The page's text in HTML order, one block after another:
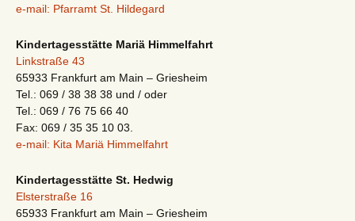
e-mail: Pfarramt St. Hildegard
Kindertagesstätte Mariä Himmelfahrt
Linkstraße 43
65933 Frankfurt am Main – Griesheim
Tel.: 069 / 38 38 38 und / oder
Tel.: 069 / 76 75 66 40
Fax: 069 / 35 35 10 03.
e-mail: Kita Mariä Himmelfahrt
Kindertagesstätte St. Hedwig
Elsterstraße 16
65933 Frankfurt am Main – Griesheim